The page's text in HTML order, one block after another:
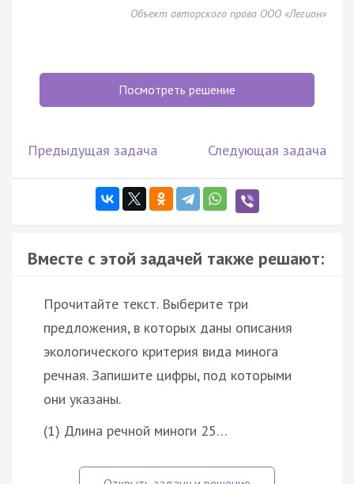
Объект авторского права ООО «Легион»
Посмотреть решение
Предыдущая задача Следующая задача
Вместе с этой задачей также решают:
Прочитайте текст. Выберите три
предложения, в которых даны описания
экологического критерия вида минога
речная. Запишите цифры, под которыми
они указаны.
(1) Длина речной миноги 25…